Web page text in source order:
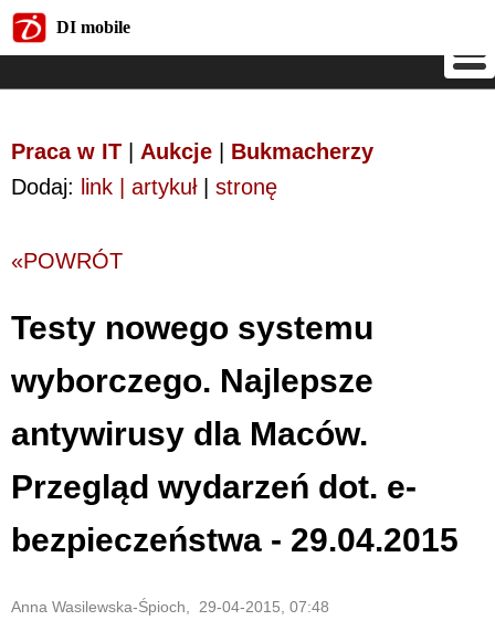
DI mobile
Praca w IT Aukcje
Bukmacherzy
Dodaj: link | artykuł| stronę
«POWRÓT
Testy nowego systemu
wyborczego. Najlepsze
antywirusy dla Maców.
Przegląd wydarzeń dot. e-
bezpieczeństwa - 29.04.2015
Anna Wasilewska-Śpioch, 29-04-2015, 07:48
DI mobile